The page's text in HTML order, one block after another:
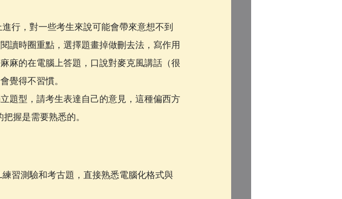
行，對一些考生來說可能會帶來意想不到
讀時圈重點，選擇題畫掉做刪去法，寫作用
麻的在電腦上答題，口說對麥克風講話（很
覺得不習慣。
題型，請考生表達自己的意見，這種偏西方
握是需要熟悉的。
習測驗和考古題，直接熟悉電腦化格式與